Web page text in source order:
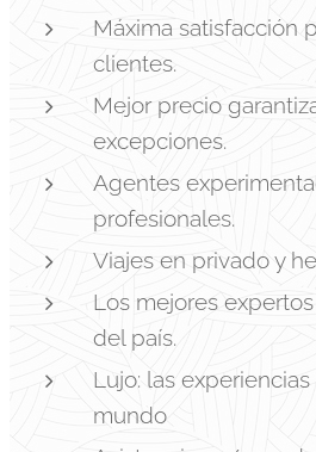
Máxima satisfacción
clientes.
Mejor precio
excepciones.
Agentes
profesionales.
Viajes en privado y
Los mejores
del país.
Lujo: las
mundo